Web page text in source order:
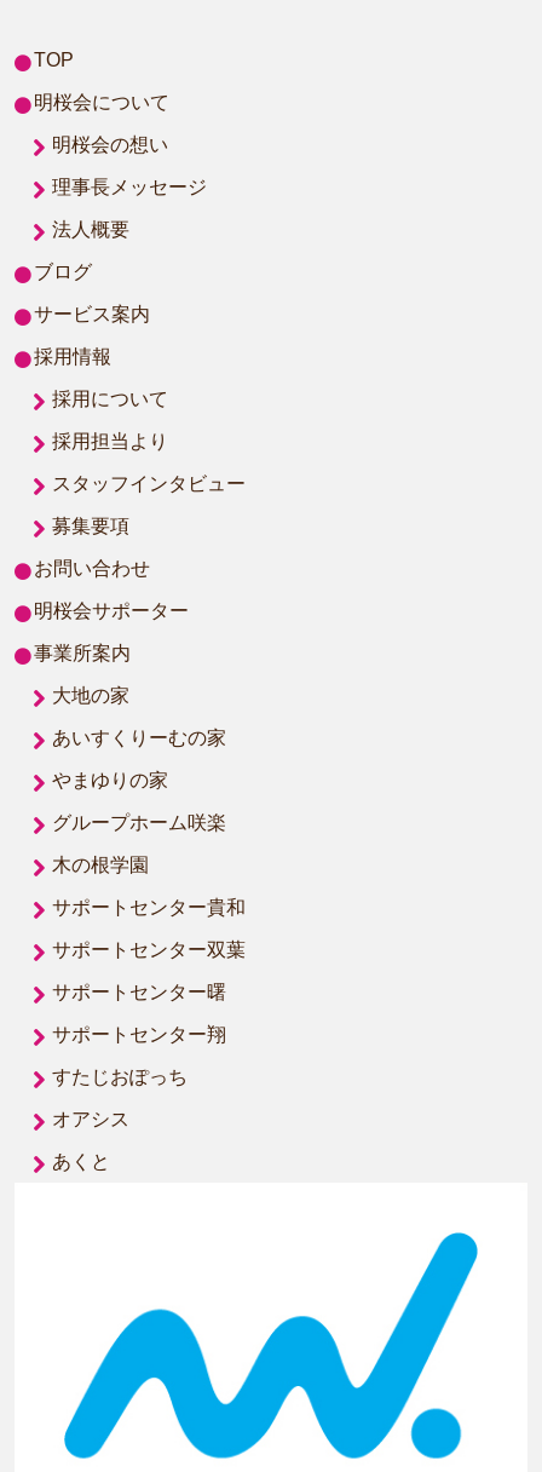
TOP
明桜会について
明桜会の想い
理事長メッセージ
法人概要
ブログ
サービス案内
採用情報
採用について
採用担当より
スタッフインタビュー
募集要項
お問い合わせ
明桜会サポーター
事業所案内
大地の家
あいすくりーむの家
やまゆりの家
グループホーム咲楽
木の根学園
サポートセンター貴和
サポートセンター双葉
サポートセンター曙
サポートセンター翔
すたじおぽっち
オアシス
あくと